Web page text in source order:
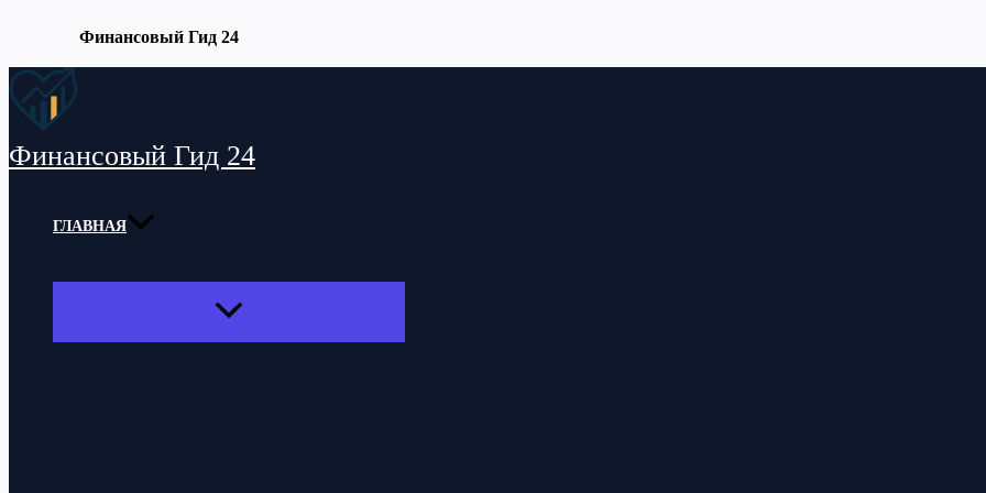
Финансовый Гид 24
Перейти
содержимому
Финансовый Гид 24
ГЛАВНАЯ
ПЕРЕКЛЮЧАТЕЛЬ